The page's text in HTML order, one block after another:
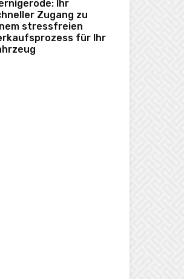
Ihr
Zugang zu
stressfreien
für Ihr